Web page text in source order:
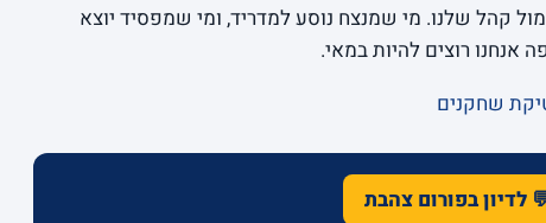
קהל שלנו. מי שמנצח נוסע למדריד, ומי שמפסיד יוצא
אנחנו רוצים להיות במאי.
שחקנים
לדיון בפורום צהבת